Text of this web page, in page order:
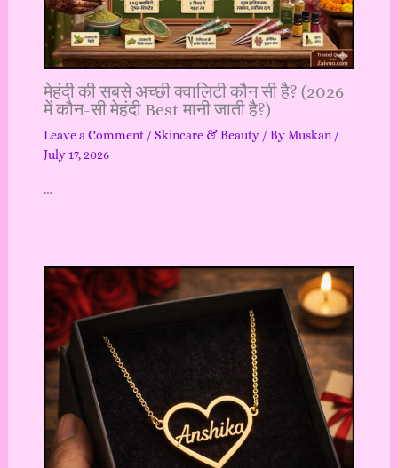
मेहंदी की सबसे अच्छी क्वालिटी कौन सी है? (2026
में कौन-सी मेहंदी Best मानी जाती है?)
Leave a Comment / Skincare & Beauty/ ByMuskan /
July 17, 2026
…